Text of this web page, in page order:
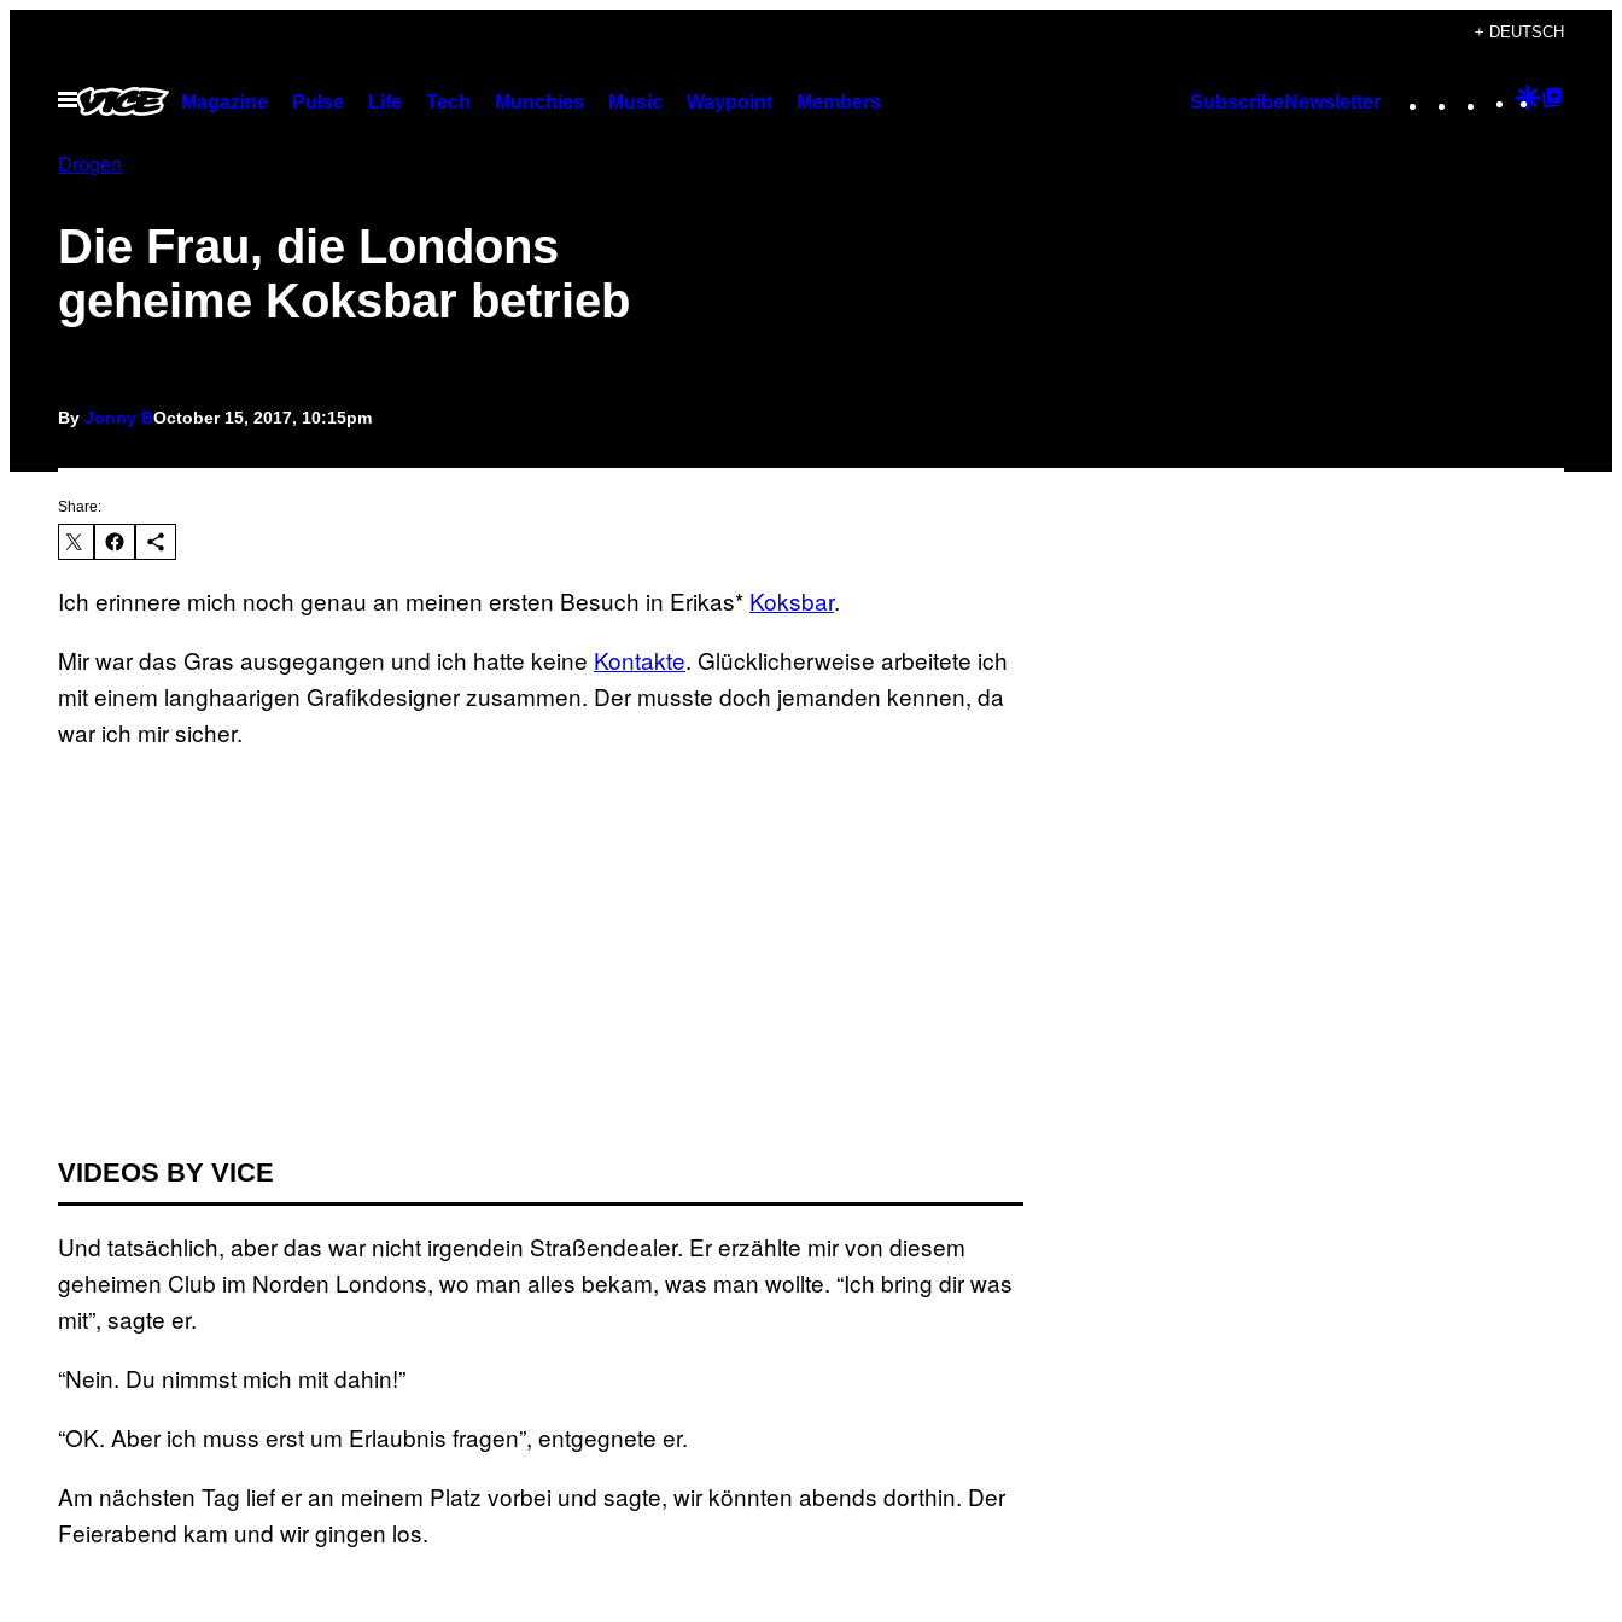
content
+ DEUTSCH
Open
Menu
Magazine Pulse Life Tech Munchies Music Waypoint Members SubscribeNewsletter Instagram
TikTok
YouTube
Google
Drogen
Die Frau, die Londons
geheime Koksbar betrieb
By Jonny BOctober 15, 2017, 10:15pm
Share:
Ich erinnere mich noch genau an meinen ersten Besuch in Erikas* Koksbar.
Mir war das Gras ausgegangen und ich hatte keine Kontakte. Glücklicherweise arbeitete ich
mit einem langhaarigen Grafikdesigner zusammen. Der musste doch jemanden kennen, da
war ich mir sicher.
VIDEOS BY VICE
Und tatsächlich, aber das war nicht irgendein Straßendealer. Er erzählte mir von diesem
geheimen Club im Norden Londons, wo man alles bekam, was man wollte. “Ich bring dir was
mit”, sagte er.
“Nein. Du nimmst mich mit dahin!”
“OK. Aber ich muss erst um Erlaubnis fragen”, entgegnete er.
Am nächsten Tag lief er an meinem Platz vorbei und sagte, wir könnten abends dorthin. Der
Feierabend kam und wir gingen los.